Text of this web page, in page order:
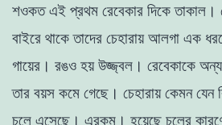
শওকতএই প্রথম রেবেকার দিকে তাকাল ।
বাইরে থাকেতাদের চেহারায়আলগা এক
গায়ের । রঙও হয়উজ্জ্বল । রেবেকাকে
তার বয়স কমে গেছে । চেহারায়কেমনযেন
চলে এসেছে । এরকম । হয়েছে চুলের